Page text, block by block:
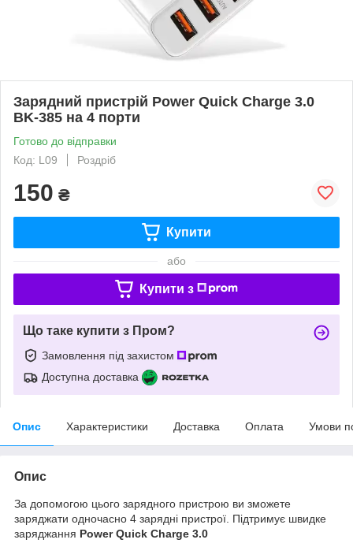
Зарядний пристрій Power Quick Charge 3.0
BK-385 на 4 порти
Готово до відправки
Код: L09
Роздріб
150 ₴
Купити
або
Купити з
Що таке купити з Пром?
Замовлення під захистом
Доступна доставка
Опис Характеристики Доставка Оплата Умови
Опис
За допомогою цього зарядного пристрою ви зможете
заряджати одночасно 4 зарядні пристрої. Підтримує швидке
заряджання Power Quick Charge 3.0